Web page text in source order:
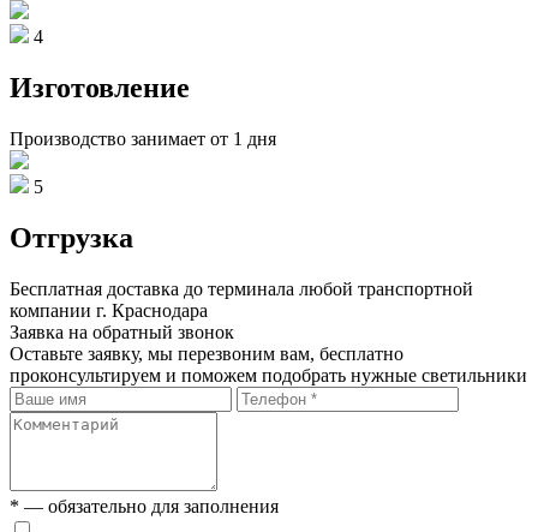
4
Изготовление
Производство занимает от 1 дня
5
Отгрузка
Бесплатная доставка до терминала любой транспортной
компании г. Краснодара
Заявка на обратный звонок
Оставьте заявку, мы перезвоним вам, бесплатно
проконсультируем и поможем подобрать нужные светильники
* — обязательно для заполнения